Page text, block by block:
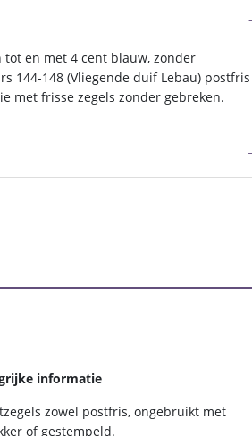
en met 4 cent blauw, zonder
144-148 (Vliegende duif Lebau) postfris
met frisse zegels zonder gebreken.
informatie
zowel postfris, ongebruikt met
of gestempeld.